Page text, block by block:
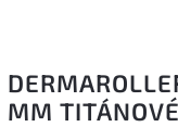
MM